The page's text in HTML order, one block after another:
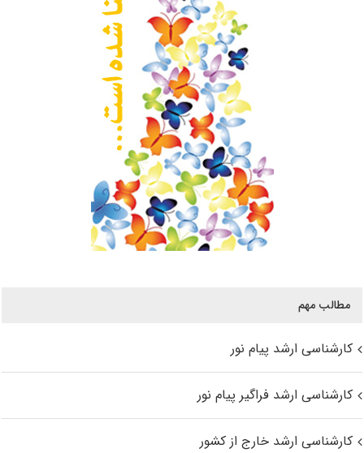
مطالب مهم
کارشناسی ارشد پیام نور
کارشناسی ارشد فراگیر پیام نور
کارشناسی ارشد خارج از کشور